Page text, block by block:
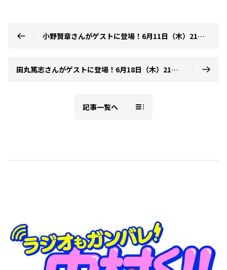
小野賢章さんがゲストに登場！6月11日（木）21時～放送！『ラジオもガンバレ！中村くん！！』第11回
田丸篤志さんがゲストに登場！6月18日（木）21時～放送！『ラジオもガンバレ！中村くん！！』第12回
記事一覧へ